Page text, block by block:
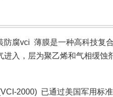
腐vci 薄膜是一种高科技复
进入，层为聚乙烯和气相缓蚀
VCI-2000) 已通过美国军用标